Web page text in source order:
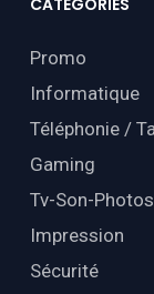
CATÉGORIES
Promo
Informatique
Téléphonie /
Gaming
Tv-Son-Photos
Impression
Sécurité